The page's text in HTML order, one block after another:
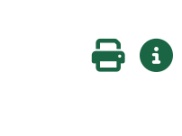
Seite